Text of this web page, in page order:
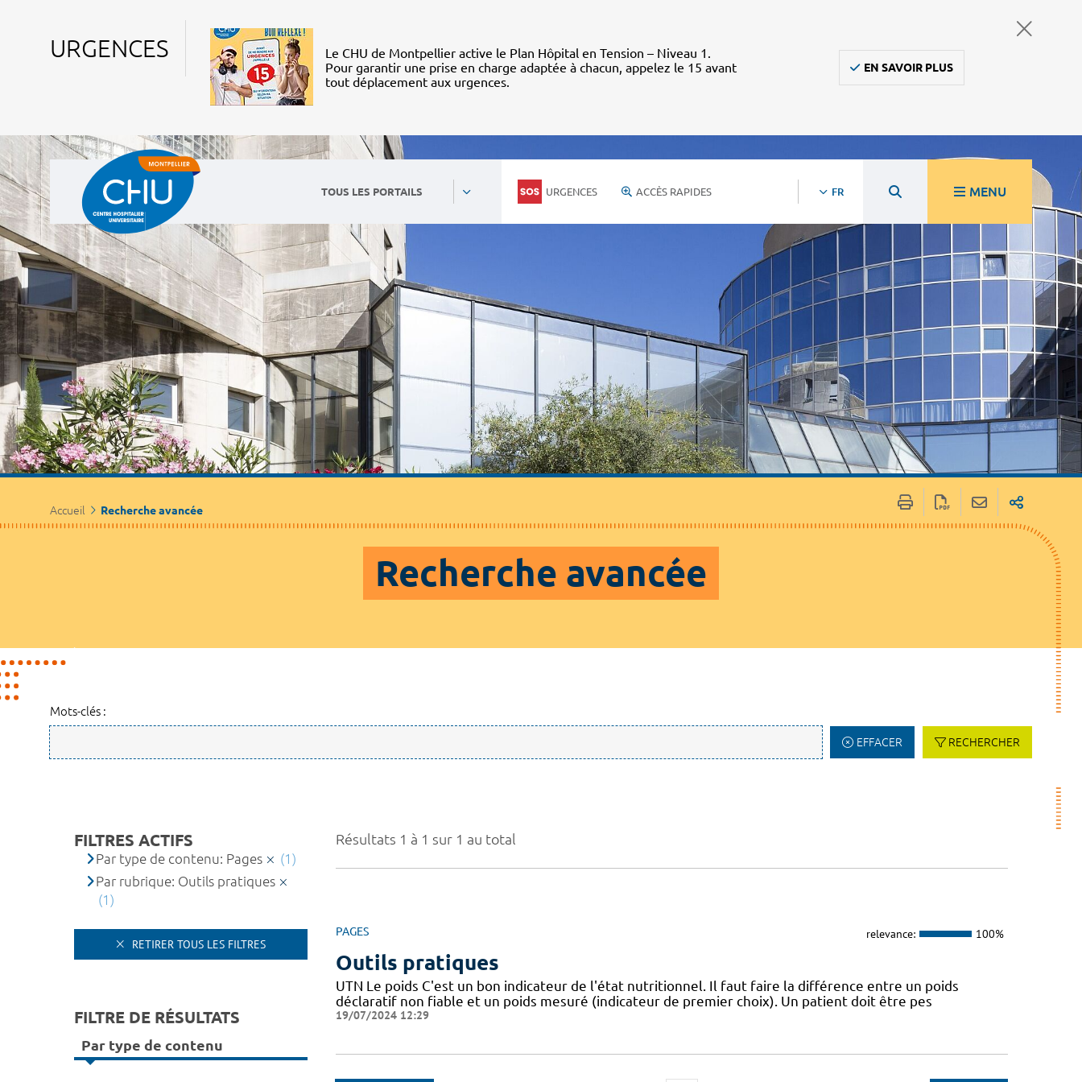
URGENCES
Le CHU de Montpellier active le Plan Hôpital en Tension – Niveau 1.
Pour garantir une prise en charge adaptée à chacun, appelez le 15 avant
tout déplacement aux urgences.
EN SAVOIR PLUS
TOUS LES PORTAILS URGENCES ACCÈS RAPIDES FR MENU
Accueil Recherche avancée
Recherche avancée
Mots-clés :
EFFACER RECHERCHER
Résultats 1 à 1 sur 1 au total
PAGES relevance: 100%
Outils pratiques
UTN Le poids C'est un bon indicateur de l'état nutritionnel. Il faut faire la différence entre un poids
déclaratif non fiable et un poids mesuré (indicateur de premier choix). Un patient doit être pes
19/07/2024 12:29
FILTRES ACTIFS
Par type de contenu: Pages
(1)
Par rubrique: Outils pratiques
(1)
RETIRER TOUS LES FILTRES
FILTRE DE RÉSULTATS
Par type de contenu